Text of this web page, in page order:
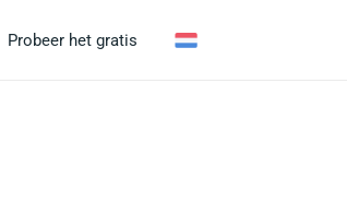
Probeer het gratis